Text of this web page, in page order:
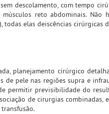
descolamento, com tempo
reto abdominais. Não
elas deiscências cirúrgicas
planejamento cirúrgico
de pele nas regiões supra e
permitir previsibilidade do
de cirurgias combinadas,